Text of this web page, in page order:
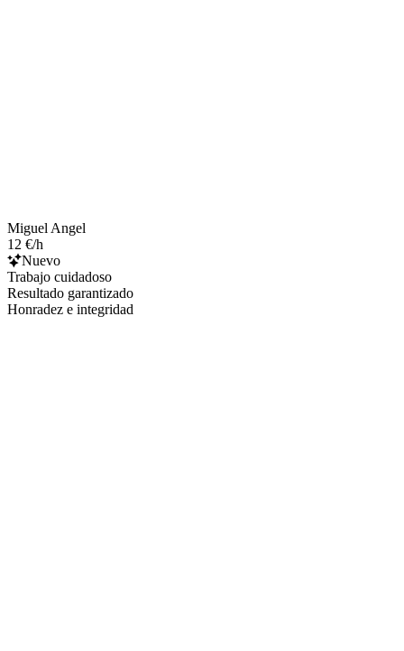
Miguel Angel
12 €/h
Nuevo
Trabajo cuidadoso
Resultado garantizado
Honradez e integridad